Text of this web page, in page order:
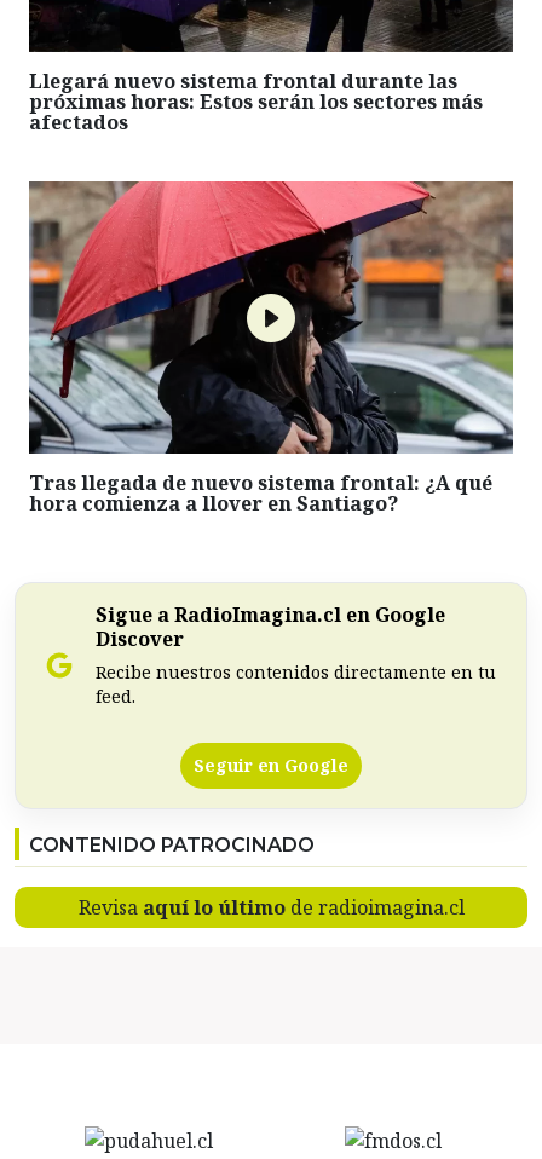
Llegará nuevo sistema frontal durante las
próximas horas: Estos serán los sectores más
afectados
Tras llegada de nuevo sistema frontal: ¿A qué
hora comienza a llover en Santiago?
Sigue a RadioImagina.cl en Google
Discover
Recibe nuestros contenidos directamente en tu
feed.
Seguir en Google
CONTENIDO PATROCINADO
Revisa aquí lo últimode radioimagina.cl